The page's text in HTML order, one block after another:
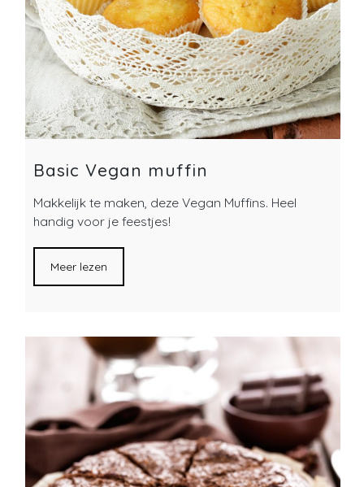
Basic Vegan muffin
Makkelijk te maken, deze Vegan Muffins. Heel
handig voor je feestjes!
Meer lezen